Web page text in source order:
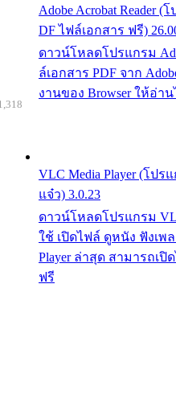
Adobe Acrobat Reader
DF ไฟล์เอกสาร ฟรี)
ดาวน์โหลดโปรแกรม
ล์เอกสาร PDF จาก
งานของ Browser ให้อ่า
VLC Media Player (โป
แจ๋ว) 3.0.23
ดาวน์โหลดโปรแกรม
ใช้ เปิดไฟล์ ดูหนัง ฟังเพ
Player ล่าสุด สามารถเปิ
ฟรี